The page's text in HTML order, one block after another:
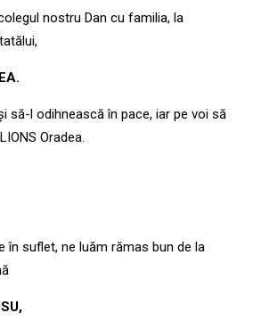
nostru Dan cu familia, la
.
să-l odihnească în pace, iar pe voi să
Oradea.
în suflet, ne luăm rămas bun de la